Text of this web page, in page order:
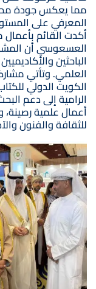
مما يعكس جودة
المعرفي على
أكدت القائم
العسعوسي أن
الباحثين
العلمي. وتأتي
الرامية إلى دعم
أعمال علمية
للثقافة والفنون